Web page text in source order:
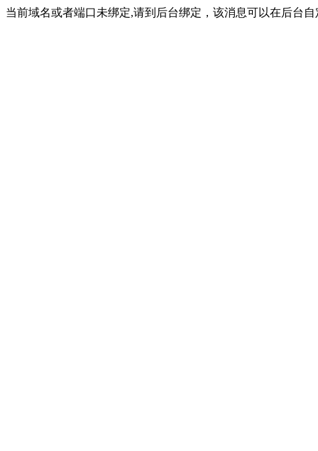
当前域名或者端口未绑定,请到后台绑定，该消息可以在后台自